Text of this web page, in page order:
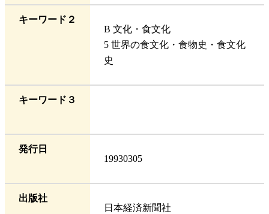
キーワード２
B 文化・食文化
5 世界の食文化・食物史・食文化
史
キーワード３
発行日
19930305
出版社
日本経済新聞社